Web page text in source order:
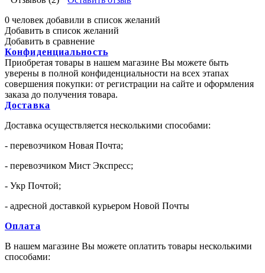
0 человек добавили в список желаний
Добавить в список желаний
Добавить в сравнение
Конфиденциальность
Приобретая товары в нашем магазине Вы можете быть
уверены в полной конфиденциальности на всех этапах
совершения покупки: от регистрации на сайте и оформления
заказа до получения товара.
Доставка
Доставка осуществляется несколькими способами:
- перевозчиком Новая Почта;
- перевозчиком Мист Экспресс;
- Укр Почтой;
- адресной доставкой курьером Новой Почты
Оплата
В нашем магазине Вы можете оплатить товары несколькими
способами: